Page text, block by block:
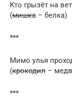
Кто грызёт на
(мишка – белка)
***
Мимо улья
(крокодил –
***